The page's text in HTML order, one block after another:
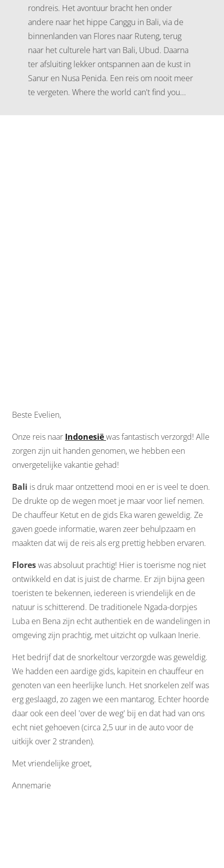
rondreis. Het avontuur bracht hen onder
andere naar het hippe Canggu in Bali, via de
binnenlanden van Flores naar Ruteng, terug
naar het culturele hart van Bali, Ubud. Daarna
ter afsluiting lekker ontspannen aan de kust in
Sanur en Nusa Penida. Een reis om nooit meer
te vergeten. Where the world can't find you...
Beste Evelien,
Onze reis naar Indonesiëwas fantastisch verzorgd! Alle
zorgen zijn uit handen genomen, we hebben een
onvergetelijke vakantie gehad!
Bali is druk maar ontzettend mooi en er is veel te doen.
De drukte op de wegen moet je maar voor lief nemen.
De chauffeur Ketut en de gids Eka waren geweldig. Ze
gaven goede informatie, waren zeer behulpzaam en
maakten dat wij de reis als erg prettig hebben ervaren.
Floreswas absoluut prachtig! Hier is toerisme nog niet
ontwikkeld en dat is juist de charme. Er zijn bijna geen
toeristen te bekennen, iedereen is vriendelijk en de
natuur is schitterend. De traditionele Ngada-dorpjes
Luba en Bena zijn echt authentiek en de wandelingen in
omgeving zijn prachtig, met uitzicht op vulkaan Inerie.
Het bedrijf dat de snorkeltour verzorgde was geweldig.
We hadden een aardige gids, kapitein en chauffeur en
genoten van een heerlijke lunch. Het snorkelen zelf was
erg geslaagd, zo zagen we een mantarog. Echter hoorde
daar ook een deel 'over de weg' bij en dat had van ons
echt niet gehoeven (circa 2,5 uur in de auto voor de
uitkijk over 2 stranden).
Met vriendelijke groet,
Annemarie